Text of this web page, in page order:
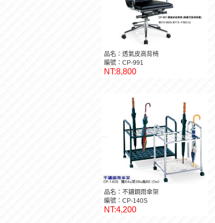
品名：透氣皮高背椅
編號：CP-991
NT:8,800
品名：不鏽鋼雨傘架
編號：CP-140S
NT:4,200